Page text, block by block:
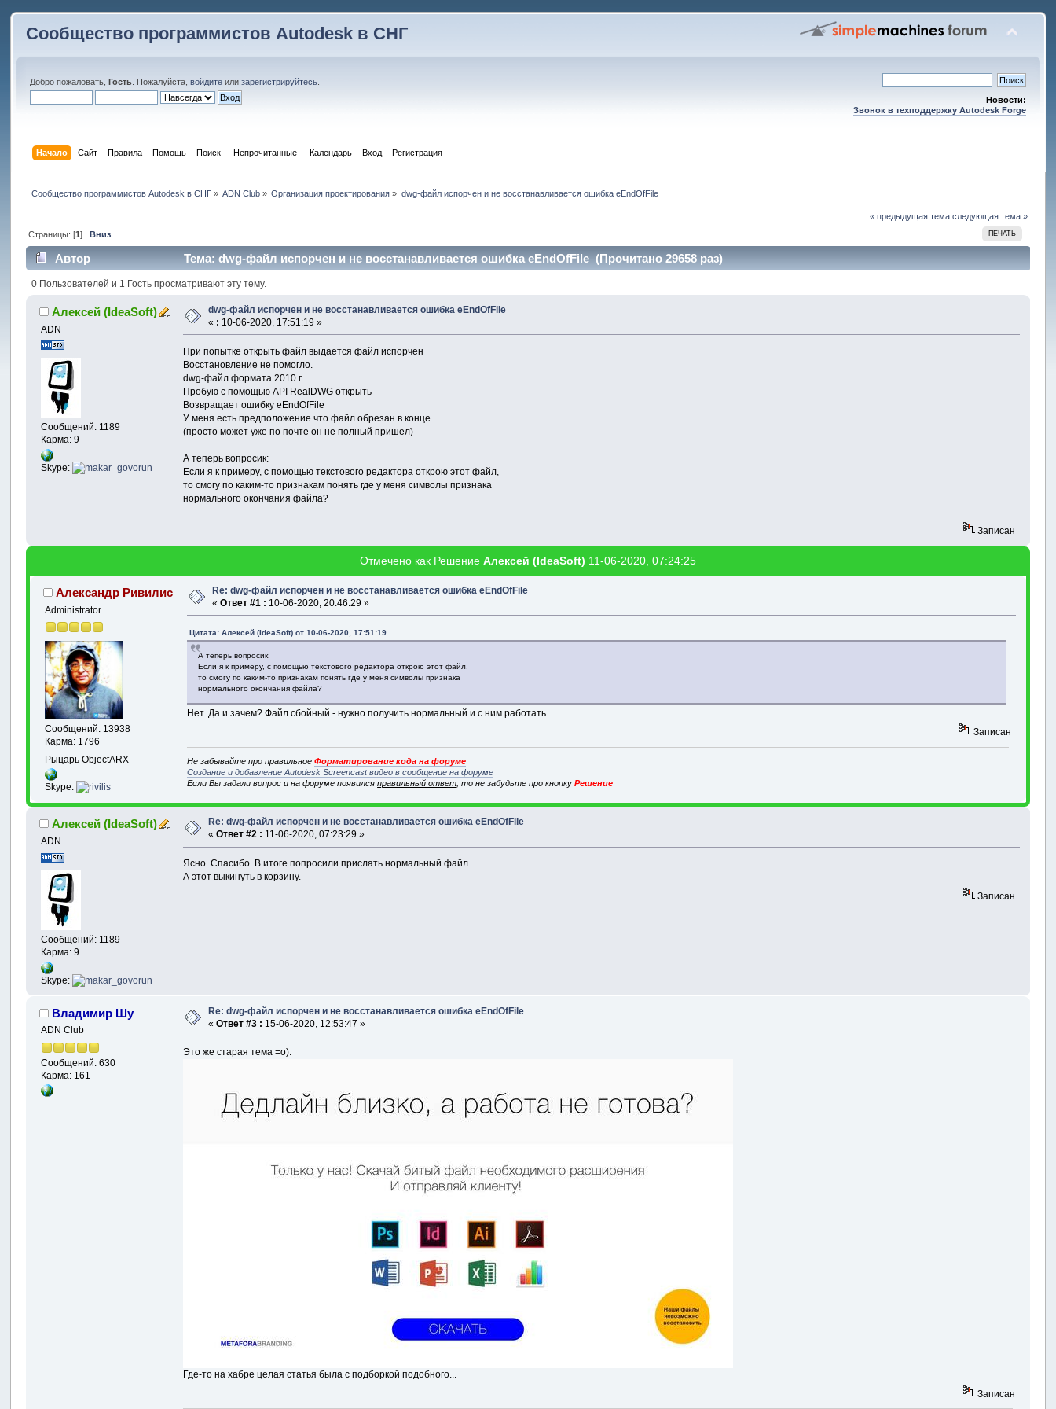
Сообщество программистов Autodesk в СНГ
Добро пожаловать,Гость . Пожалуйста,войдите илизарегистрируйтесь
Новости:
Звонок в техподдержку Autodesk Forge
Начало Сайт Правила Помощь Поиск Непрочитанные Календарь Вход Регистрация
Сообщество программистов Autodesk в СНГ» ADN Club » Организация проектирования » dwg-файл испорчен и не восстанавливается ошибка eEndOfFile
« предыдущая тема следующая тема »
ПЕЧАТЬ
Страницы: [1] Вниз
Автор Тема: dwg-файл испорчен и не восстанавливается ошибка eEndOfFile (Прочитано 29658 раз)
0 Пользователей и 1 Гость просматривают эту тему.
Алексей (IdeaSoft)
ADN
Сообщений: 1189
Карма: 9
Skype:
dwg-файл испорчен и не восстанавливается ошибка eEndOfFile
« : 10-06-2020, 17:51:19 »
При попытке открыть файл выдается файл испорчен
Восстановление не помогло.
dwg-файл формата 2010 г
Пробую с помощью API RealDWG открыть
Возвращает ошибку eEndOfFile
У меня есть предположение что файл обрезан в конце
(просто может уже по почте он не полный пришел)
А теперь вопросик:
Если я к примеру, с помощью текстового редактора открою этот файл,
то смогу по каким-то признакам понять где у меня символы признака
нормального окончания файла?
Записан
Отмечено как Решение Алексей (IdeaSoft) 11-06-2020, 07:24:25
Александр Ривилис
Administrator
Сообщений: 13938
Карма: 1796
Рыцарь ObjectARX
Skype:
Re: dwg-файл испорчен и не восстанавливается ошибка eEndOfFile
«Ответ #1 : 10-06-2020, 20:46:29 »
Цитата: Алексей (IdeaSoft) от 10-06-2020, 17:51:19
А теперь вопросик:
Если я к примеру, с помощью текстового редактора открою этот файл,
то смогу по каким-то признакам понять где у меня символы признака
нормального окончания файла?
Нет. Да и зачем? Файл сбойный - нужно получить нормальный и с ним работать.
Записан
Не забывайте про правильноеФорматирование кода на форуме
Создание и добавление Autodesk Screencast видео в сообщение на форуме
Если Вы задали вопрос и на форуме появилсяправильный ответ , то не забудьте про кнопкуРешение
Алексей (IdeaSoft)
ADN
Сообщений: 1189
Карма: 9
Skype:
Re: dwg-файл испорчен и не восстанавливается ошибка eEndOfFile
«Ответ #2 : 11-06-2020, 07:23:29 »
Ясно. Спасибо. В итоге попросили прислать нормальный файл.
А этот выкинуть в корзину.
Записан
Владимир Шу
ADN Club
Сообщений: 630
Карма: 161
Re: dwg-файл испорчен и не восстанавливается ошибка eEndOfFile
«Ответ #3 : 15-06-2020, 12:53:47 »
Это же старая тема =о).
Где-то на хабре целая статья была с подборкой подобного...
Записан